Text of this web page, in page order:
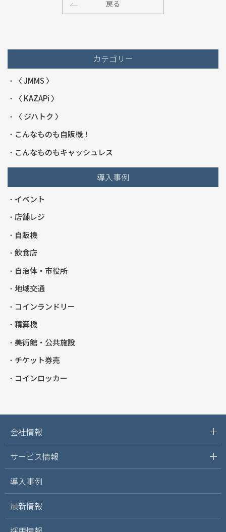
戻る
カテゴリー
〈 JMMS 〉
〈 KAZAPi 〉
〈 ジハトク 〉
こんなものも自販機！
こんなものもキャッシュレス
導入事例
イベント
店舗レジ
自販機
飲食店
自治体・市役所
地域交通
コインランドリー
精算機
美術館・公共施設
チケット券売
コインロッカー
会社情報
サービス情報
導入事例
最新情報